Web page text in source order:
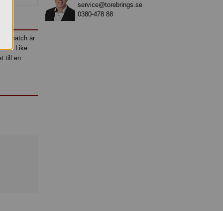
& match är
från Like
till en
service@torebrings.se
0380-478 88